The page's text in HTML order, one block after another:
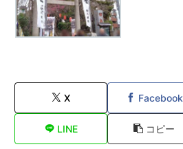
X Facebook
LINE コピー